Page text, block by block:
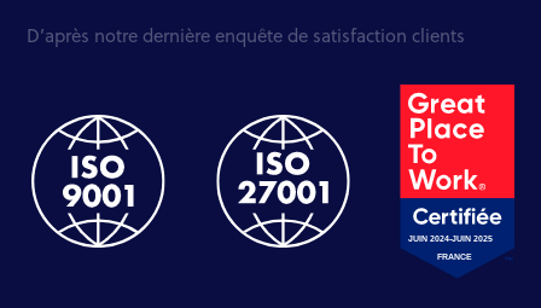
D’après notre dernière enquête de satisfaction clients